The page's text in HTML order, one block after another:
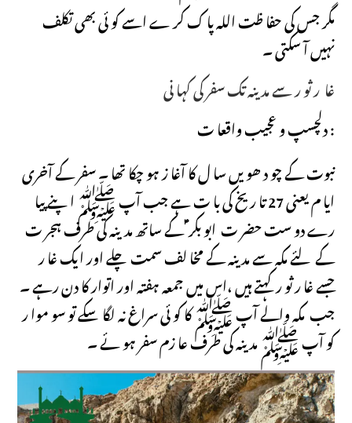
مگر جس کی حفا ظت اللہ پا ک کر ے اسے کو ئی بھی تکلف
نہیں آ سکتی ۔
غا ر ثو ر سے مد ینہ تک سفر کی کہا نی
دلچسپ و عجیب واقعا ت :
نبوت کے چو د ھو یں سا ل کا آغا ز ہو چکا تھا ۔ سفر کے آخری
ایا م یعنی 27 تا ریخ کی با ت ہے جب آپ ﷺ اپنے پیا
رے دو ست حضر ت ابو بکر ؑ کے ساتھ مدینہ کی طرف ہجر ت
کے لئے مکہ سے مد ینہ کے مخا لف سمت چلے اور ایک غا ر
جسے غا ر ثو ر کہتے ہیں ،اس میں جمعہ ہفتہ اور اتوار کا دن رہے ۔
جب مکہ والے آپ ﷺ کا کو ئی سراغ نہ لگا سکے تو سو موا ر
کو آپ ﷺ مد ینہ کی طرف عا زم سفر ہو ئے ۔